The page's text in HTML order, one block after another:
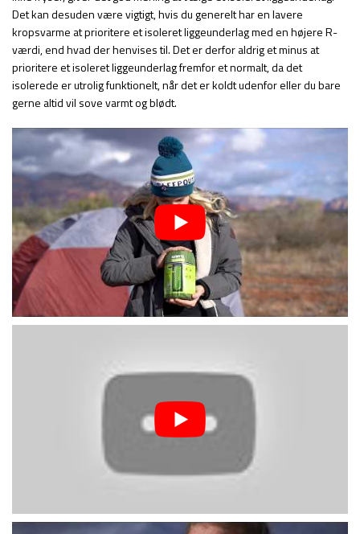
Det kan desuden være vigtigt, hvis du generelt har en lavere
kropsvarme at prioritere et isoleret liggeunderlag med en højere R-
værdi, end hvad der henvises til. Det er derfor aldrig et minus at
prioritere et isoleret liggeunderlag fremfor et normalt, da det
isolerede er utrolig funktionelt, når det er koldt udenfor eller du bare
gerne altid vil sove varmt og blødt.